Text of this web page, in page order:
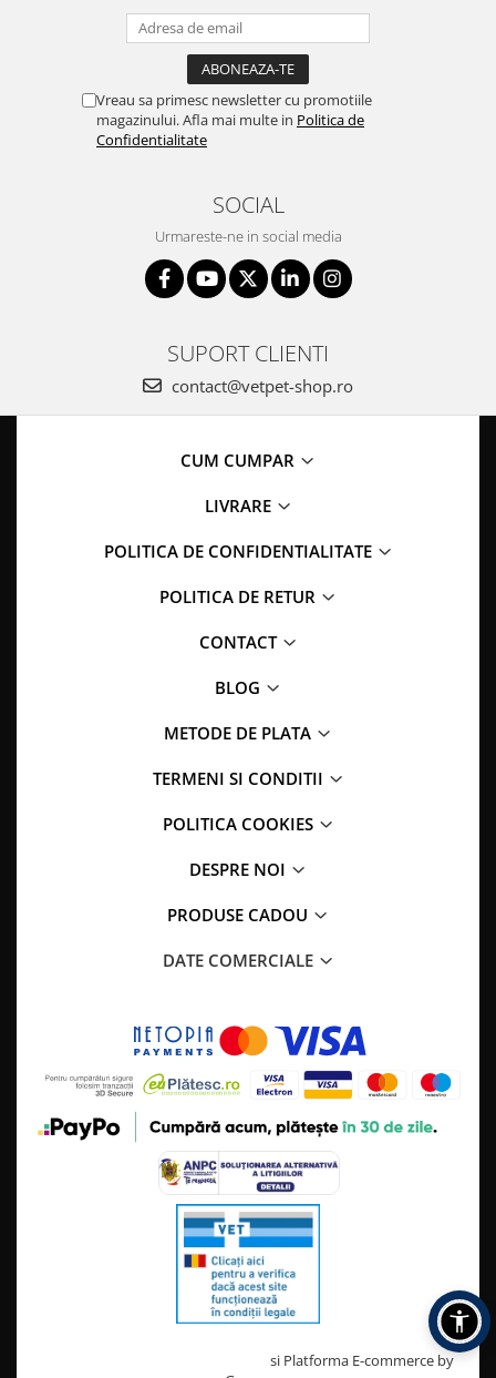
Vreau sa primesc newsletter cu promotiile
magazinului. Afla mai multe in Politica de
Confidentialitate
SOCIAL
Urmareste-ne in social media
SUPORT CLIENTI
contact@vetpet-shop.ro
CUM CUMPAR
LIVRARE
POLITICA DE CONFIDENTIALITATE
POLITICA DE RETUR
CONTACT
BLOG
METODE DE PLATA
TERMENI SI CONDITII
POLITICA COOKIES
DESPRE NOI
PRODUSE CADOU
DATE COMERCIALE
si Platforma E-commerce by